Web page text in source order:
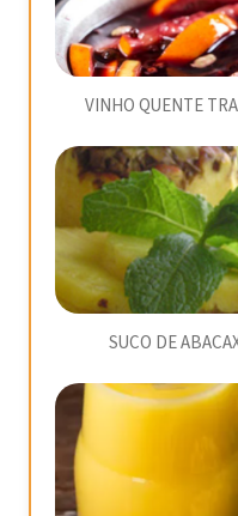
VINHO QUENTE
SUCO DE